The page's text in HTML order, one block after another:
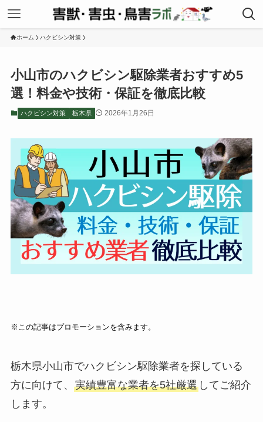
ホーム ハクビシン対策
小山市のハクビシン駆除業者おすすめ5
選！料金や技術・保証を徹底比較
ハクビシン対策 栃木県 2026年1月26日
※この記事はプロモーションを含みます。
栃木県小山市でハクビシン駆除業者を探している
方に向けて、 実績豊富な業者を5社厳選してご紹介
します。